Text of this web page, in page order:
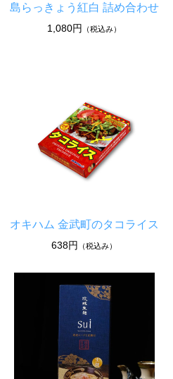
島らっきょう紅白 詰め合わせ
1,080円 （税込み）
オキハム 金武町のタコライス
638円 （税込み）